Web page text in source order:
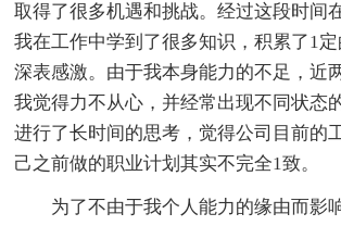
取得了很多机遇和挑战。经过这段时间
我在工作中学到了很多知识，积累了1
深表感激。由于我本身能力的不足，近
我觉得力不从心，并经常出现不同状态
进行了长时间的思考，觉得公司目前的
己之前做的职业计划其实不完全1致。
为了不由于我个人能力的缘由而影